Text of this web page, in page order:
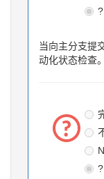
?
当向主分支提
动化状态检查。
?